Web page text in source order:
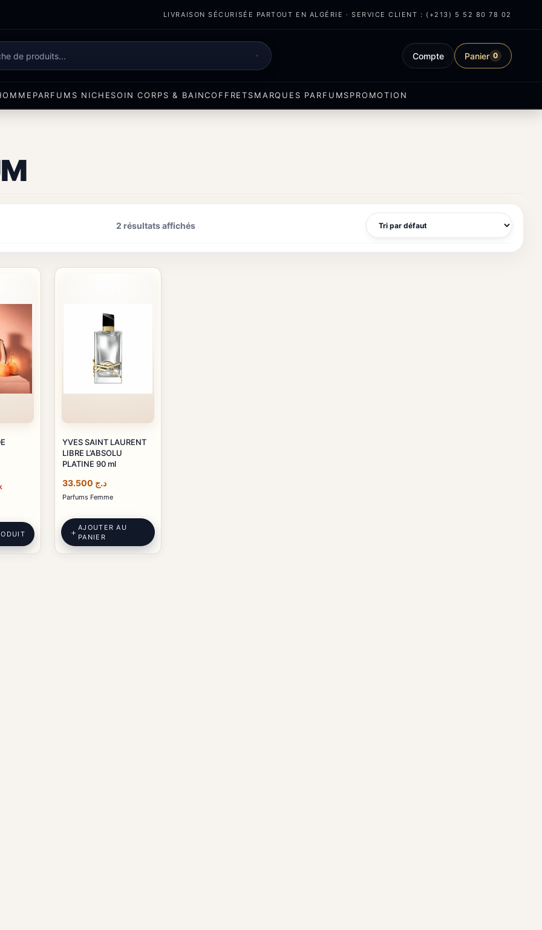
LIVRAISON SÉCURISÉE PARTOUT EN ALGÉRIE · SERVICE CLIENT : (+213) 5 52 80 78 02
Compte Panier 0
PARFUMS NICHESOIN CORPS & BAINCOFFRETSMARQUES PARFUMSPROMOTION
2 résultats affichés
YVES SAINT LAURENT
LIBRE L’ABSOLU
PLATINE 90 ml
د.ج
Parfums Femme
AJOUTER AU
PANIER